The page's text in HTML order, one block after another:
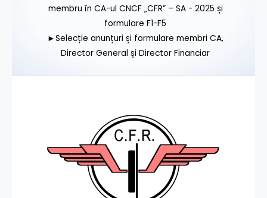
membru în CA-ul CNCF „CFR” – SA - 2025 și
formulare F1-F5
►Selecție anunțuri și formulare membri CA,
Director General și Director Financiar